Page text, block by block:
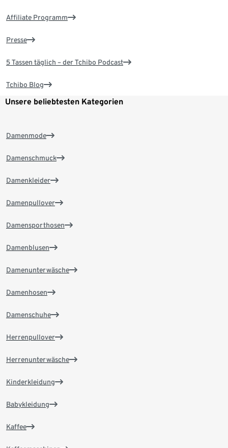
Affiliate Programm
Presse
5 Tassen täglich – der Tchibo Podcast
Tchibo Blog
Unsere beliebtesten Kategorien
Damenmode
Damenschmuck
Damenkleider
Damenpullover
Damensporthosen
Damenblusen
Damenunterwäsche
Damenhosen
Damenschuhe
Herrenpullover
Herrenunterwäsche
Kinderkleidung
Babykleidung
Kaffee